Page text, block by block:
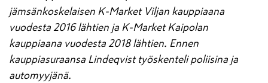
jämsänkoskelaisen K-Market Viljan kauppiaana
vuodesta 2016 lähtien ja K-Market Kaipolan
kauppiaana vuodesta 2018 lähtien. Ennen
kauppiasuraansa Lindeqvist työskenteli poliisina ja
automyyjänä.